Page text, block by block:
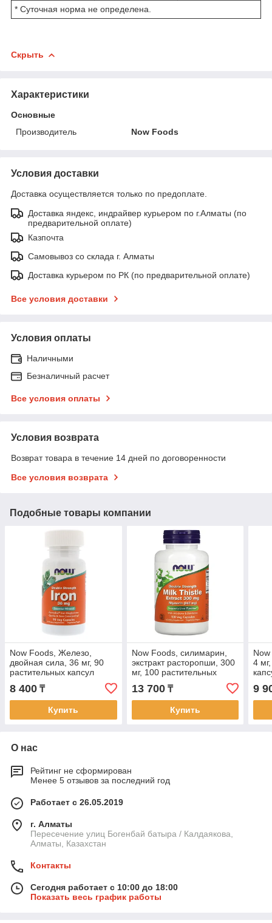
* Суточная норма не определена.
Скрыть
Характеристики
Основные
Производитель
Now Foods
Условия доставки
Доставка осуществляется только по предоплате.
Доставка яндекс, индрайвер курьером по г.Алматы (по
предварительной оплате)
Казпочта
Самовывоз со склада г. Алматы
Доставка курьером по РК (по предварительной оплате)
Все условия доставки
Условия оплаты
Наличными
Безналичный расчет
Все условия оплаты
Условия возврата
Возврат товара в течение 14 дней по договоренности
Все условия возврата
Подобные товары компании
Now Foods, Железо,
двойная сила, 36 мг, 90
растительных капсул
8 400 ₸
Купить
Now Foods, силимарин,
экстракт расторопши, 300
мг, 100 растительных
13 700₸
Купить
4
9
О нас
Рейтинг не сформирован
Менее 5 отзывов за последний год
Работает с 26.05.2019
г. Алматы
Пересечение улиц Богенбай батыра / Калдаякова,
Алматы, Казахстан
Контакты
Сегодня работает с 10:00 до 18:00
Показать весь график работы